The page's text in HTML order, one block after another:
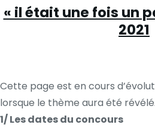
« il était une fois un
2021
Cette page est en cours
lorsque le thème aura été révélé.
1/ Les dates du concours